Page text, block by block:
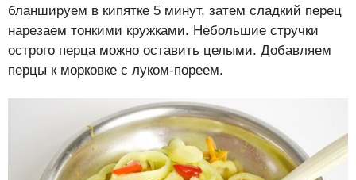
бланшируем в кипятке 5 минут, затем сладкий перец
нарезаем тонкими кружками. Небольшие стручки
острого перца можно оставить целыми. Добавляем
перцы к морковке с луком-пореем.